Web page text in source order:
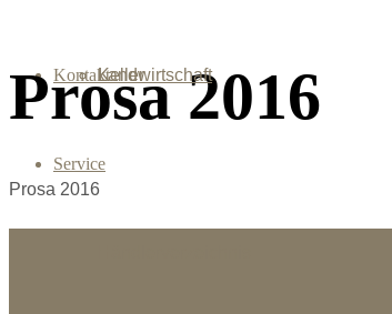
Landwirtschaft
Keller
Kontakt
Service
Prosa 2016
Prosa 2016